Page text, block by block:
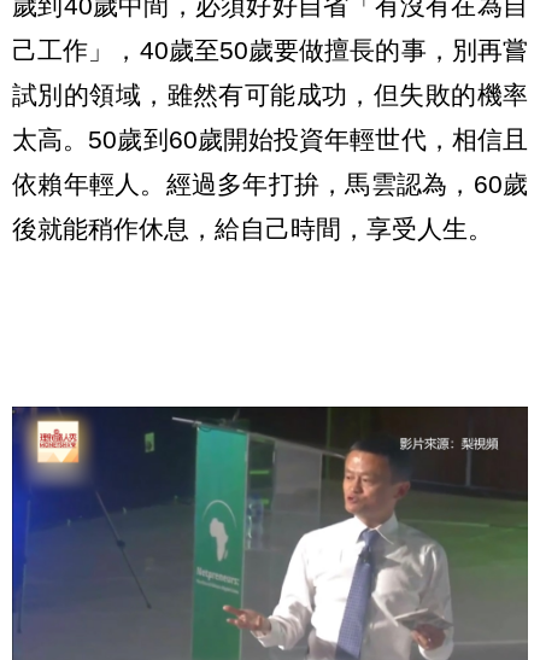
己工作」，40歲至50歲要做擅長的事，別再嘗
試別的領域，雖然有可能成功，但失敗的機率
太高。50歲到60歲開始投資年輕世代，相信且
依賴年輕人。經過多年打拚，馬雲認為，60歲
後就能稍作休息，給自己時間，享受人生。